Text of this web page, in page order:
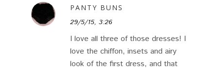
PANTY BUNS
29/5/15, 3:26
I love all three of those dresses! I
love the chiffon, insets and airy
look of the first dress, and that